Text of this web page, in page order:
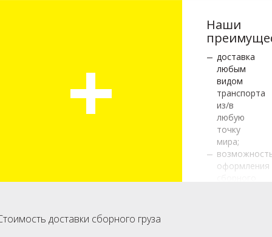
+
Наши
доставка
любым
видом
транспорта
из/в
любую
точку
мира;
оформления
доставки сборного груза